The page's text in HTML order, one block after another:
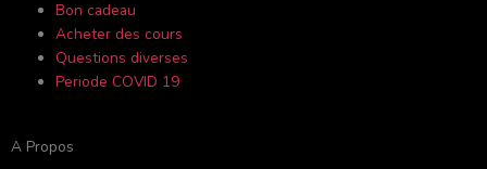
o
k
-
e r
a
Bon cadeau
Acheter des cours
Questions diverses
Periode COVID 19
A Propos